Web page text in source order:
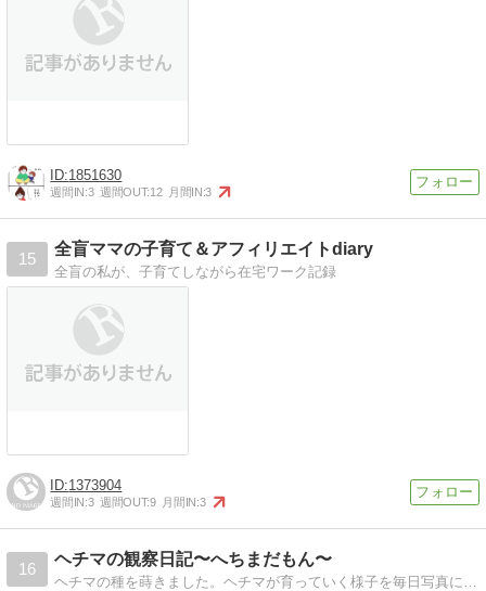
1851630
週間IN:3 週間OUT:12 月間IN:3
15
全盲ママの子育て＆アフィリエイトdiary
全盲の私が、子育てしながら在宅ワーク記録
1373904
週間IN:3 週間OUT:9 月間IN:3
16
ヘチマの観察日記〜へちまだもん〜
ヘチマの種を蒔きました。ヘチマが育っていく様子を毎日写真に撮ってます。